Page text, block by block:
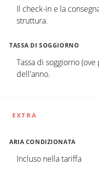
Il check-in e la
struttura.
TASSA DI SOGGIORNO
Tassa di soggiorno
dell'anno.
EXTRA
ARIA CONDIZIONATA
Incluso nella tariffa